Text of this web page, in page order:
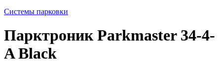
Системы парковки
Парктроник Parkmaster 34-4-
A Black